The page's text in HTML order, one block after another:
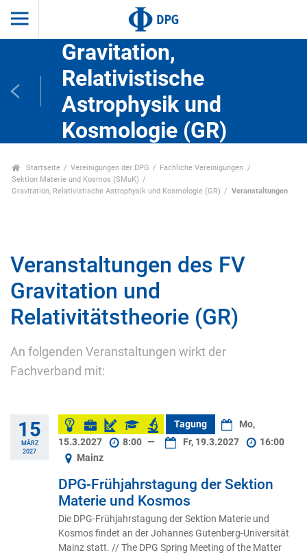
Gravitation,
Relativistische
Astrophysik und
Kosmologie (GR)
Startseite Vereinigungen der DPG
Fachliche Vereinigungen
Sektion Materie und Kosmos (SMuK)
Gravitation, Relativistische Astrophysik und Kosmologie (GR)
Veranstaltungen
Veranstaltungen des FV
Gravitation und
Relativitätstheorie (GR)
An folgenden Veranstaltungen wirkt der
Fachverband mit:
15
MÄRZ
2027
Tagung
Mo,
15.3.2027
8:00 — Fr, 19.3.2027
16:00
Mainz
DPG-Frühjahrstagung der Sektion
Materie und Kosmos
Die DPG-Frühjahrstagung der Sektion Materie und
Kosmos findet an der Johannes Gutenberg-Universität
Mainz statt. // The DPG Spring Meeting of the Matter